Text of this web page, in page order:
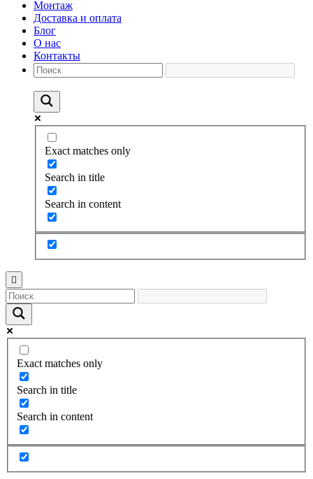
Монтаж
Доставка и оплата
Блог
О нас
Контакты
Exact matches only
Search in title
Search in content
Exact matches only
Search in title
Search in content